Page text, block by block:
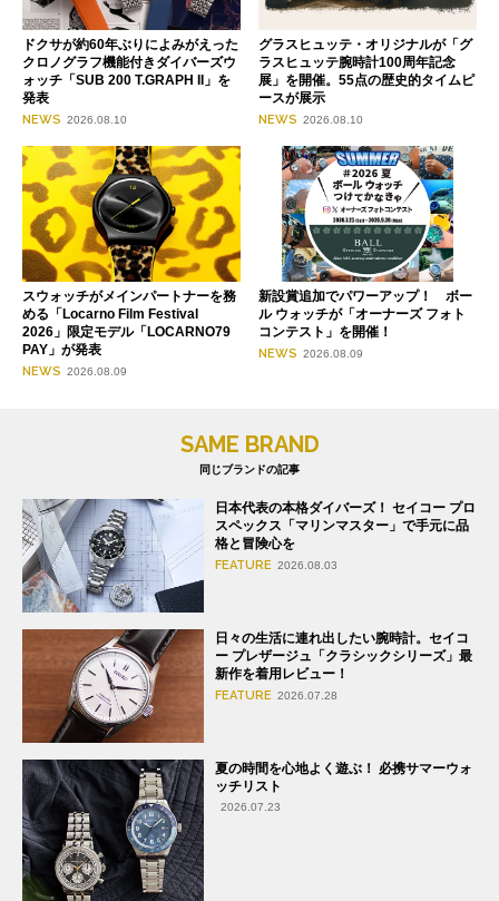
ドクサが約60年ぶりによみがえった
クロノグラフ機能付きダイバーズウ
ォッチ「SUB 200 T.GRAPH II」を
発表
NEWS 2026.08.10
グラスヒュッテ・オリジナルが「グ
ラスヒュッテ腕時計100周年記念
展」を開催。55点の歴史的タイムピ
ースが展示
NEWS 2026.08.10
スウォッチがメインパートナーを務
める「Locarno Film Festival
2026」限定モデル「LOCARNO79
PAY」が発表
NEWS 2026.08.09
新設賞追加でパワーアップ！ ボー
ル ウォッチが「オーナーズ フォト
コンテスト」を開催！
NEWS 2026.08.09
SAME BRAND
同じブランドの記事
日本代表の本格ダイバーズ！ セイコー プロ
スペックス「マリンマスター」で手元に品
格と冒険心を
FEATURE 2026.08.03
日々の生活に連れ出したい腕時計。セイコ
ー プレザージュ「クラシックシリーズ」最
新作を着用レビュー！
FEATURE 2026.07.28
夏の時間を心地よく遊ぶ！ 必携サマーウォ
ッチリスト
2026.07.23